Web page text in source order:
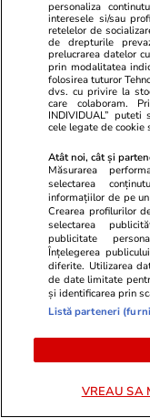
Mediafax.ro
Marele
riscă să cadă
PROMO
personaliza
interesele si/sau
retelelor de
de drepturile
prelucrarea datelor
prin modalitatea
folosirea tuturor
dvs. cu privire la
care colaboram.
INDIVIDUAL”
cele legate de
Atât noi, cât și
Măsurarea
selectarea
informațiilor de pe
Crearea profilurilor
selectarea
publicitate
Înțelegerea
diferite. Utilizarea
de date limitate
și identificarea prin
Listă parteneri
VREAU SA